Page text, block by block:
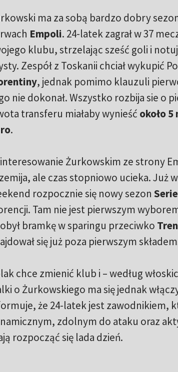
ma za sobą bardzo dobry
Empoli. 24-latek zagrał w 37
klubu, strzelając sześć goli i
Zespół z Toskanii chciał wykupić
, jednak pomimo klauzuli
nie dokonał. Wszystko rozbija sie o
transferu miałaby wynieść około
.
Żurkowskim ze strony
ale czas stopniowo ucieka. Już w
rozpocznie się nowy sezon
Tam nie jest pierwszym
bramkę w sparingu przeciwko
się już poza pierwszym
chce zmienić klub i – według
o Żurkowskiego ma się jednak
że 24-latek jest zawodnikiem,
zdolnym do ataku oraz
rozpocząć się lada dzień.